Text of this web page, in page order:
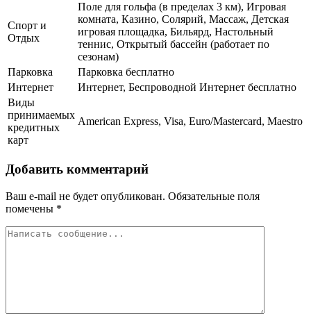
Спорт и
Отдых
Поле для гольфа (в пределах 3 км), Игровая
комната, Казино, Солярий, Массаж, Детская
игровая площадка, Бильярд, Настольный
теннис, Открытый бассейн (работает по
сезонам)
Парковка
Парковка бесплатно
Интернет
Интернет, Беспроводной Интернет бесплатно
Виды
принимаемых
кредитных
карт
American Express, Visa, Euro/Mastercard, Maestro
Добавить комментарий
Ваш e-mail не будет опубликован. Обязательные поля
помечены *